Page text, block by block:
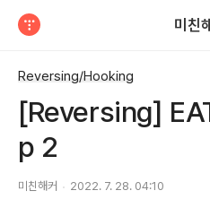
미친
Reversing/Hooking
[Reversing]
p 2
미친해커 2022. 7. 28. 04:10